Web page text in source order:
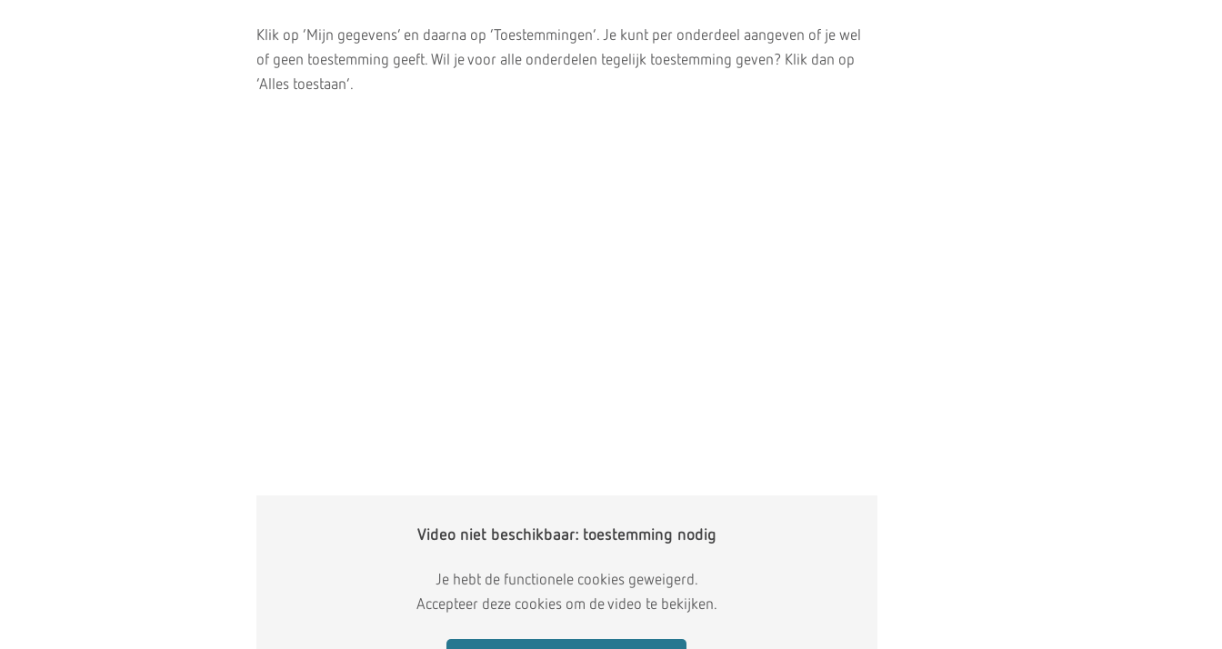
Klik op ‘Mijn gegevens’ en daarna op ‘Toestemmingen’. Je kunt per onderdeel aangeven of je wel
of geen toestemming geeft. Wil je voor alle onderdelen tegelijk toestemming geven? Klik dan op
‘Alles toestaan’.
Video niet beschikbaar: toestemming nodig
Je hebt de functionele cookies geweigerd.
Accepteer deze cookies om de video te bekijken.